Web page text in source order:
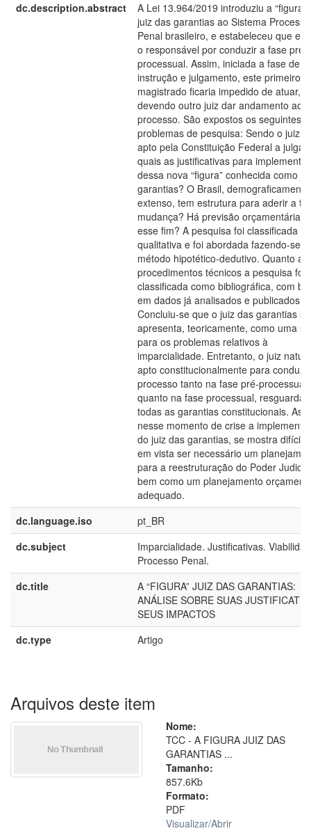
dc.description.abstract
A Lei 13.964/2019 introduziu a “figura”
juiz das garantias ao Sistema
Penal brasileiro, e estabeleceu que
o responsável por conduzir a fase pré-
processual. Assim, iniciada a fase de
instrução e julgamento, este primeiro
magistrado ficaria impedido de atuar,
devendo outro juiz dar andamento ao
processo. São expostos os seguintes
problemas de pesquisa: Sendo o juiz
apto pela Constituição Federal a julgar,
quais as justificativas para
dessa nova “figura” conhecida como
garantias? O Brasil, demograficamente
extenso, tem estrutura para aderir a tal
mudança? Há previsão orçamentária
esse fim? A pesquisa foi classificada
qualitativa e foi abordada fazendo-se
método hipotético-dedutivo. Quanto
procedimentos técnicos a pesquisa foi
classificada como bibliográfica, com
em dados já analisados e publicados.
Concluiu-se que o juiz das garantias se
apresenta, teoricamente, como uma
para os problemas relativos à
imparcialidade. Entretanto, o juiz
apto constitucionalmente para
processo tanto na fase pré-processual,
quanto na fase processual,
todas as garantias constitucionais.
nesse momento de crise a
do juiz das garantias, se mostra difícil,
em vista ser necessário um
para a reestruturação do Poder
bem como um planejamento
adequado.
dc.language.iso
pt_BR
dc.subject
Imparcialidade. Justificativas.
Processo Penal.
dc.title
A “FIGURA” JUIZ DAS GARANTIAS:
ANÁLISE SOBRE SUAS
SEUS IMPACTOS
dc.type
Artigo
Arquivos deste item
Nome:
TCC - A FIGURA JUIZ DAS
GARANTIAS ...
Tamanho:
857.6Kb
Formato:
PDF
Visualizar/Abrir